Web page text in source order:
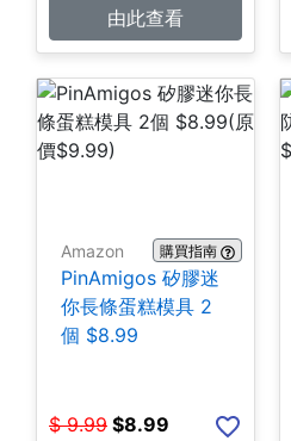
由此查看
Amazon 購買指南
PinAmigos 矽膠迷
你長條蛋糕模具 2
個 $8.99
$ 9.99 $8.99